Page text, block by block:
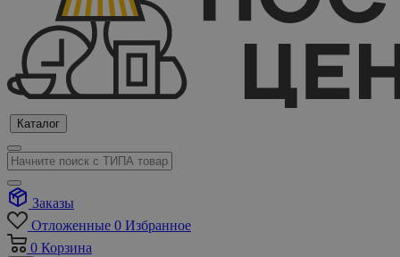
Каталог
Заказы
Отложенные 0 Избранное
0 Корзина